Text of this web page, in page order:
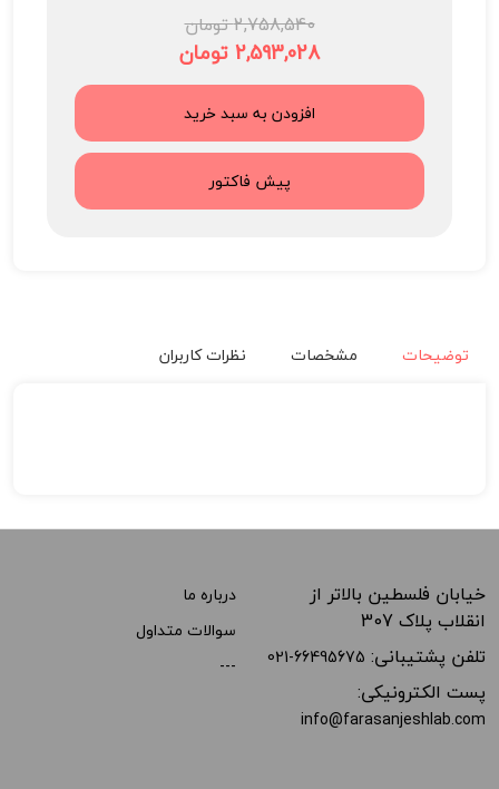
2,758,540 تومان
2,593,028 تومان
افزودن به سبد خرید
پیش فاکتور
توضیحات مشخصات نظرات کاربران
خیابان فلسطین بالاتر از
انقلاب پلاک 307
تلفن پشتیبانی: 021-66495675
پست الکترونیکی:
info@farasanjeshlab.com
درباره ما
سوالات متداول
---